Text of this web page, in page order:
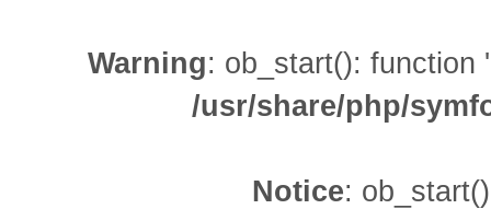
Warning: ob_start(): function
/usr/share/php/
Notice: